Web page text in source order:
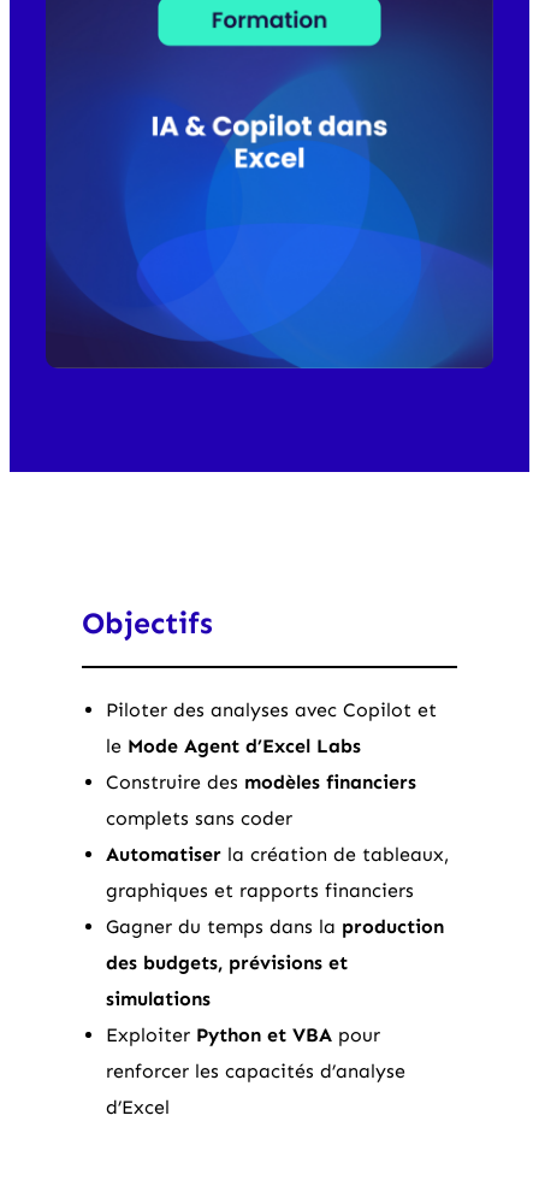
Objectifs
Piloter des analyses avec Copilot et
le Mode Agent d’Excel Labs
Construire des modèles financiers
complets sans coder
Automatiser la création de tableaux,
graphiques et rapports financiers
Gagner du temps dans la production
des budgets, prévisions et
simulations
Exploiter Python et VBA pour
renforcer les capacités d’analyse
d’Excel